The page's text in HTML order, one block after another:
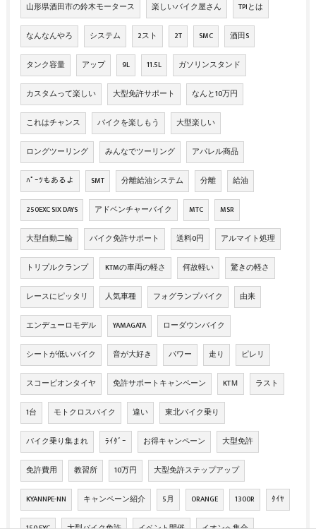
山形県酒田市の鈴木モータース 楽しいバイク屋さん TPIとは
なんなんやろ システム 2スト 2T SMC 酒田S
タンク容量 アップ 9L 11.5L ガソリンスタンド
カスタムって楽しい 大型免許サポート なんと10万円
これはチャンス バイクを楽しもう 大型楽しい
ロングツーリング みんなでツーリング アパレル商品
ﾊﾟｰﾂもあるよ SMT 分離給油システム 分離 給油
250EXC SIX DAYS アドベンチャーバイク MTC MSR
大型自動二輪 バイク免許サポート 送料0円 アルマイト処理
トリプルクランプ KTMの車両の軽さ 何故軽い 驚きの軽さ
レースにピッタリ 人気車種 フォグランプバイク 由来
エンデューロモデル YAMAGATA ローダウンバイク
シートが低いバイク 音が大好き パワー 走り ピレリ
スコーピオンタイヤ 免許サポートキャンペーン KTＭ ラスト
1台 モトクロスバイク 違い 東北バイク乗り
バイク乗り集まれ ﾗｲﾀﾞｰ お得キャンペーン 大型免許
免許費用 教習所 10万円 大型免許ステップアップ
KYANNPE-NN キャンペーン紹介 5月 ORANGE 1300R ﾀｲﾔ